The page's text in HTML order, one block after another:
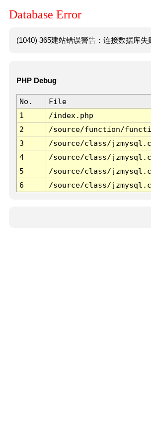
Database Error
(1040) 365建站错误警告：连接数据库
PHP Debug
No. File
1
/index.php
2
/source/function/
3
/source/class/
4
/source/class/
5
/source/class/
6
/source/class/